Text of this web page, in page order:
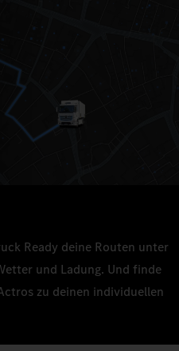
Ready deine Routen unter
und Ladung. Und finde
zu deinen individuellen